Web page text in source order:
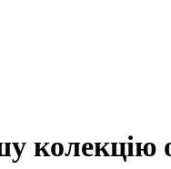
колекцію